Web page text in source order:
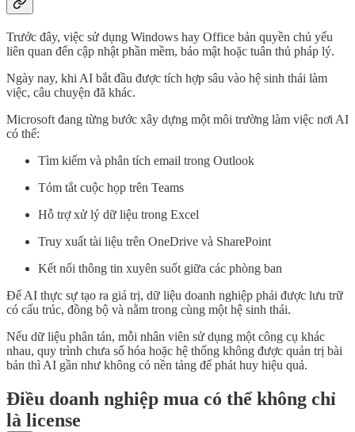
Trước đây, việc sử dụng Windows hay Office bản quyền chủ yếu
liên quan đến cập nhật phần mềm, bảo mật hoặc tuân thủ pháp lý.
Ngày nay, khi AI bắt đầu được tích hợp sâu vào hệ sinh thái làm
việc, câu chuyện đã khác.
Microsoft đang từng bước xây dựng một môi trường làm việc nơi AI
có thể:
Tìm kiếm và phân tích email trong Outlook
Tóm tắt cuộc họp trên Teams
Hỗ trợ xử lý dữ liệu trong Excel
Truy xuất tài liệu trên OneDrive và SharePoint
Kết nối thông tin xuyên suốt giữa các phòng ban
Để AI thực sự tạo ra giá trị, dữ liệu doanh nghiệp phải được lưu trữ
có cấu trúc, đồng bộ và nằm trong cùng một hệ sinh thái.
Nếu dữ liệu phân tán, mỗi nhân viên sử dụng một công cụ khác
nhau, quy trình chưa số hóa hoặc hệ thống không được quản trị bài
bản thì AI gần như không có nền tảng để phát huy hiệu quả.
Điều doanh nghiệp mua có thể không chỉ
là license